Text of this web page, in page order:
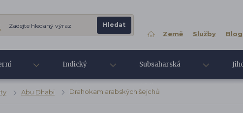
Země Služby Blog
Indický Subsaharská
Abu Dhabi Drahokam arabských šejchů